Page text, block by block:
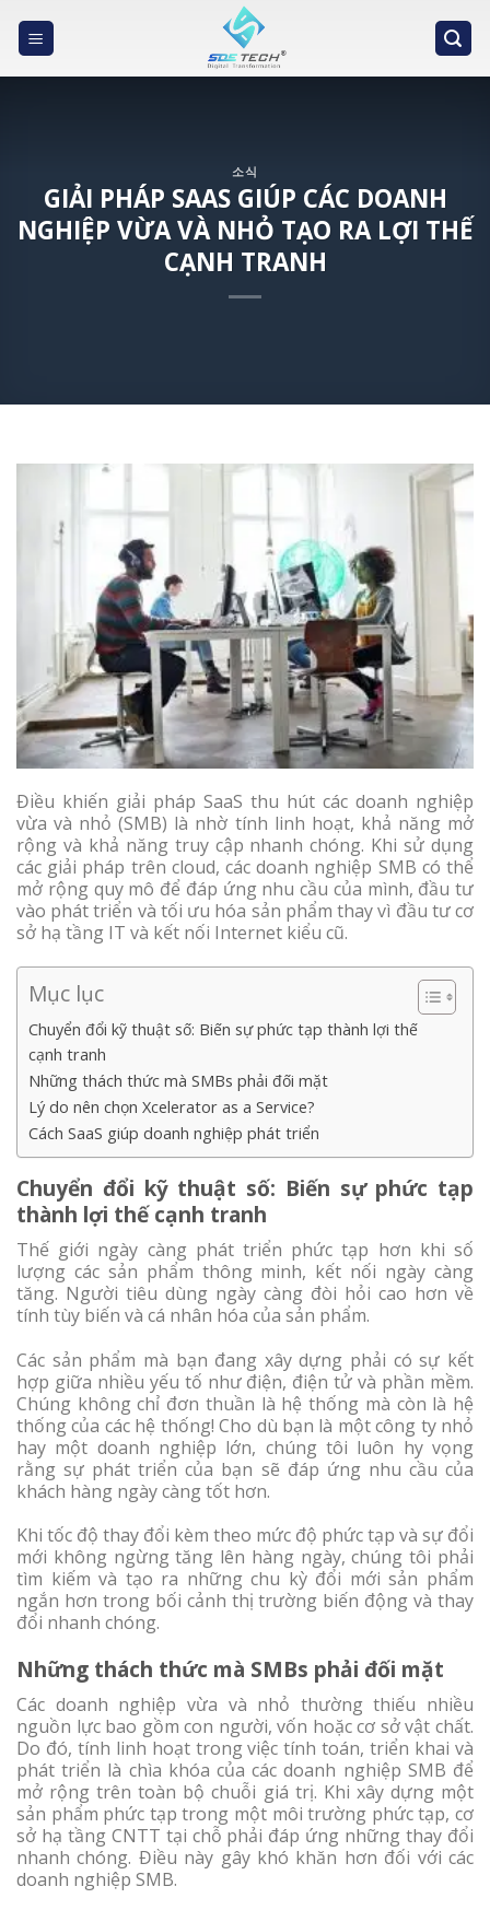
소식
GIẢI PHÁP SAAS GIÚP CÁC DOANH
NGHIỆP VỪA VÀ NHỎ TẠO RA LỢI THẾ
CẠNH TRANH
Điều khiến giải pháp SaaS thu hút các doanh nghiệp
vừa và nhỏ (SMB) là nhờ tính linh hoạt, khả năng mở
rộng và khả năng truy cập nhanh chóng. Khi sử dụng
các giải pháp trên cloud, các doanh nghiệp SMB có thể
mở rộng quy mô để đáp ứng nhu cầu của mình, đầu tư
vào phát triển và tối ưu hóa sản phẩm thay vì đầu tư cơ
sở hạ tầng IT và kết nối Internet kiểu cũ.
Mục lục
Chuyển đổi kỹ thuật số: Biến sự phức tạp thành lợi thế
cạnh tranh
Những thách thức mà SMBs phải đối mặt
Lý do nên chọn Xcelerator as a Service?
Cách SaaS giúp doanh nghiệp phát triển
Chuyển đổi kỹ thuật số: Biến sự phức tạp
thành lợi thế cạnh tranh
Thế giới ngày càng phát triển phức tạp hơn khi số
lượng các sản phẩm thông minh, kết nối ngày càng
tăng. Người tiêu dùng ngày càng đòi hỏi cao hơn về
tính tùy biến và cá nhân hóa của sản phẩm.
Các sản phẩm mà bạn đang xây dựng phải có sự kết
hợp giữa nhiều yếu tố như điện, điện tử và phần mềm.
Chúng không chỉ đơn thuần là hệ thống mà còn là hệ
thống của các hệ thống! Cho dù bạn là một công ty nhỏ
hay một doanh nghiệp lớn, chúng tôi luôn hy vọng
rằng sự phát triển của bạn sẽ đáp ứng nhu cầu của
khách hàng ngày càng tốt hơn.
Khi tốc độ thay đổi kèm theo mức độ phức tạp và sự đổi
mới không ngừng tăng lên hàng ngày, chúng tôi phải
tìm kiếm và tạo ra những chu kỳ đổi mới sản phẩm
ngắn hơn trong bối cảnh thị trường biến động và thay
đổi nhanh chóng.
Những thách thức mà SMBs phải đối mặt
Các doanh nghiệp vừa và nhỏ thường thiếu nhiều
nguồn lực bao gồm con người, vốn hoặc cơ sở vật chất.
Do đó, tính linh hoạt trong việc tính toán, triển khai và
phát triển là chìa khóa của các doanh nghiệp SMB để
mở rộng trên toàn bộ chuỗi giá trị. Khi xây dựng một
sản phẩm phức tạp trong một môi trường phức tạp, cơ
sở hạ tầng CNTT tại chỗ phải đáp ứng những thay đổi
nhanh chóng. Điều này gây khó khăn hơn đối với các
doanh nghiệp SMB.